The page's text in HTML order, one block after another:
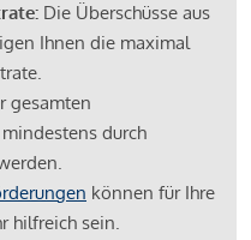
Die Überschüsse aus
Ihnen die maximal
gesamten
durch
können für Ihre
hilfreich sein.